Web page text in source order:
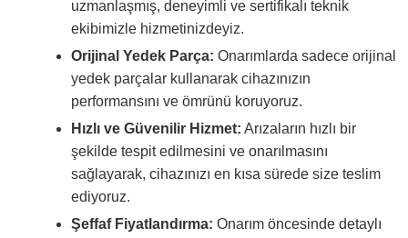
uzmanlaşmış, deneyimli ve sertifikalı teknik
ekibimizle hizmetinizdeyiz.
Orijinal Yedek Parça: Onarımlarda sadece orijinal
yedek parçalar kullanarak cihazınızın
performansını ve ömrünü koruyoruz.
Hızlı ve Güvenilir Hizmet: Arızaların hızlı bir
şekilde tespit edilmesini ve onarılmasını
sağlayarak, cihazınızı en kısa sürede size teslim
ediyoruz.
Şeffaf Fiyatlandırma: Onarım öncesinde detaylı